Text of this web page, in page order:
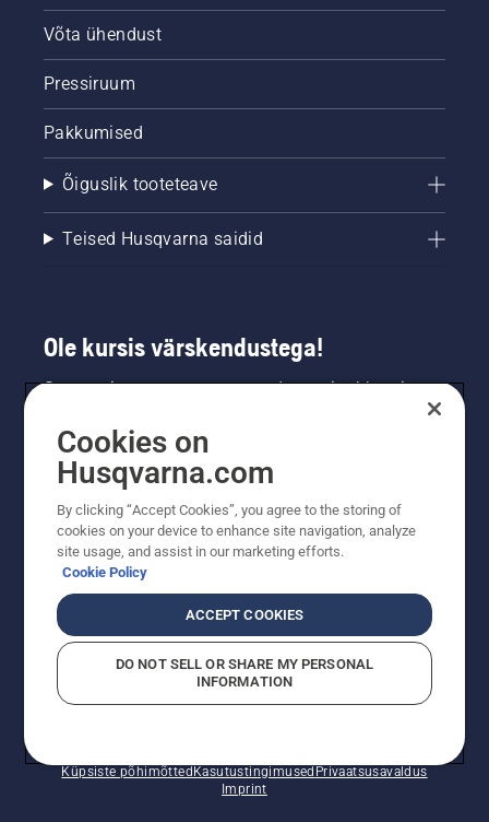
Võta ühendust
Pressiruum
Pakkumised
Õiguslik tooteteave
Teised Husqvarna saidid
Ole kursis värskendustega!
Saa uusimat teavet uute toodete, eripakkumiste
saamiseks siin.
Küpsiste põhimõttedKasutustingimused Privaatsusavaldus
Imprint
Cookies on
Husqvarna.com
By clicking “Accept Cookies”, you agree to the storing of
cookies on your device to enhance site navigation, analyze
site usage, and assist in our marketing efforts.
Cookie Policy
ACCEPT COOKIES
DO NOT SELL OR SHARE MY PERSONAL
INFORMATION